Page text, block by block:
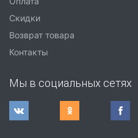
Скидки
Возврат товара
Контакты
Мы в социальных сетях